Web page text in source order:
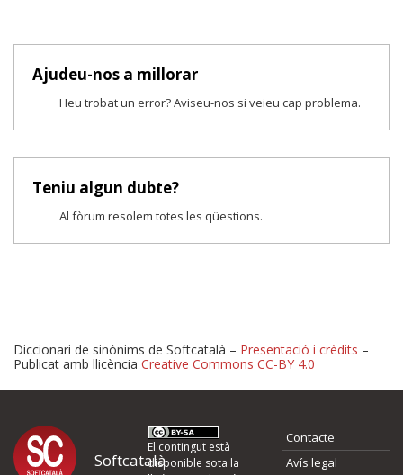
Ajudeu-nos a millorar
Heu trobat un error? Aviseu-nos si veieu cap problema.
Teniu algun dubte?
Al fòrum resolem totes les qüestions.
Proposeu-nos millores o
d'errors
Diccionari de sinònims de Softcatalà – Presentació i crèdits –
Publicat amb llicència Creative Commons CC-BY 4.0
Softcatalà
El contingut està
disponible sota la
Contacte
Avís legal